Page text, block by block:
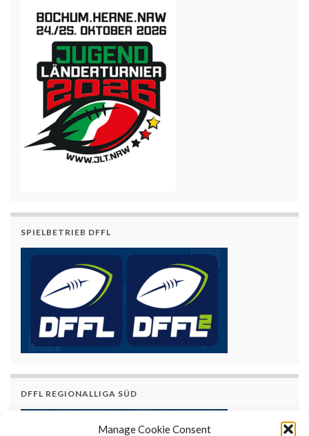
Manage Cookie Consent
SPIELBETRIEB DFFL
DFFL REGIONALLIGA SÜD